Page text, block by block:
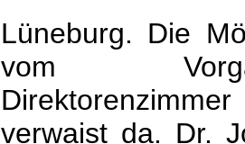
Lüneburg. Die
vom
verwaist da. Dr.